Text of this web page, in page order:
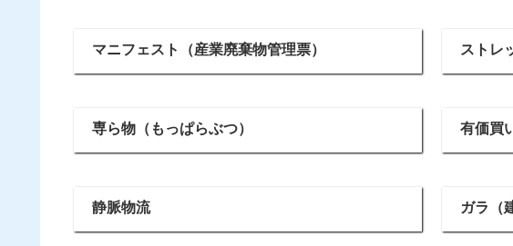
マニフェスト（産業廃棄物管理票） ストレ
専ら物（もっぱらぶつ） 有価買
静脈物流 ガラ（